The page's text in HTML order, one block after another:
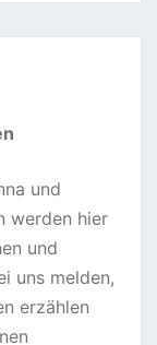
und
werden hier
und
uns melden,
erzählen